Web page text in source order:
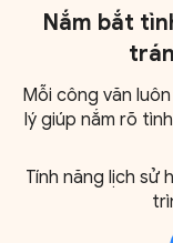
Nắm bắt
Mỗi công văn
lý giúp nắm rõ
Tính năng lịch sử